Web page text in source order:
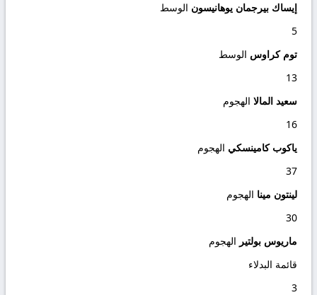
إيساك بيرجمان يوهانيسون الوسط
5
توم كراوس الوسط
13
سعيد المالا الهجوم
16
ياكوب كامينسكي الهجوم
37
لينتون مينا الهجوم
30
ماريوس بولتير الهجوم
قائمة البدلاء
3